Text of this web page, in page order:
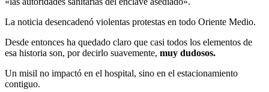
La noticia desencadenó violentas protestas en todo Oriente Medio.
Desde entonces ha quedado claro que casi todos los elementos de
esa historia son, por decirlo suavemente, muy dudosos.
Un misil no impactó en el hospital, sino en el estacionamiento
contiguo.